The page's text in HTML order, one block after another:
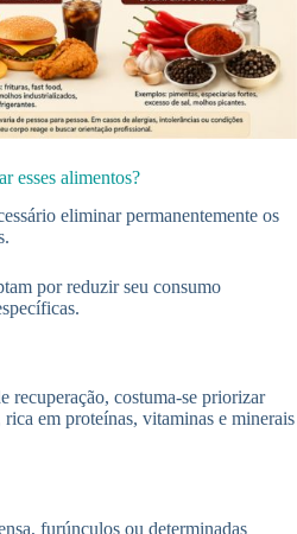
esses alimentos?
eliminar permanentemente os
por reduzir seu consumo
recuperação, costuma-se priorizar
em proteínas, vitaminas e minerais
furúnculos ou determinadas